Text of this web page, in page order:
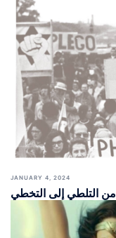
JANUARY 4, 2024
من التلطي إلى التخطي